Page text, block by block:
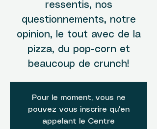
ressentis, nos
questionnements, notre
opinion, le tout avec de la
pizza, du pop-corn et
beaucoup de crunch!
Pour le moment, vous ne
pouvez vous inscrire qu'en
appelant le Centre